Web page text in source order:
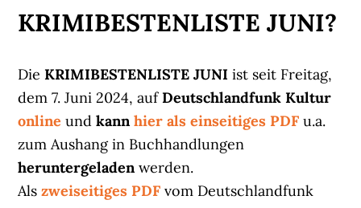
KRIMIBESTENLISTE JUNI?
DieKRIMIBESTENLISTE JUNI ist seit Freitag,
dem 7. Juni 2024, aufDeutschlandfunk Kultur
online undkannhier als einseitiges PDF u.a.
zum Aushang in Buchhandlungen
heruntergeladenwerden.
Alszweiseitiges PDF vom Deutschlandfunk